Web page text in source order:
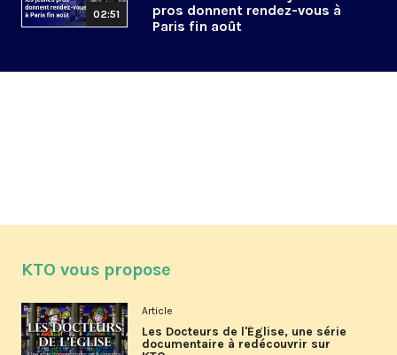
02:51
pros donnent rendez-vous à
Paris fin août
KTO vous propose
Article
Les Docteurs de l'Église, une série
documentaire à redécouvrir sur